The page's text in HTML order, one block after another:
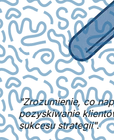
"Zrozumienie, co
pozyskiwanie
sukcesu strategii".